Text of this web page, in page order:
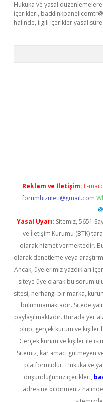
Hukuka ve yasal
içerikleri,
halinde, ilgili içerikler yasal
Reklam ve İletişim: E-mail:
forumhizmeti@gmail.com
Yasal Uyarı: Sitemiz, 5651
ve İletişim Kurumu (BTK)
olarak hizmet vermektedir.
olarak denetleme veya
Ancak, üyelerimiz yazdıkları
siteye üye olarak bu
sitesi, herhangi bir marka,
bulunmamaktadır. Sitede
paylaşılmaktadır. Burada yer
olup, gerçek kurum ve kişiler
Gerçek kurum ve kişiler ile
Sitemiz, kar amacı gütmeyen
platformudur. Hukuka ve
düşündüğünüz içerikleri,
adresine bildirmeniz